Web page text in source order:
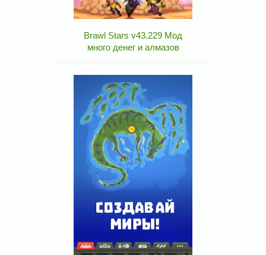
Brawl Stars v43.229 Мод
много денег и алмазов